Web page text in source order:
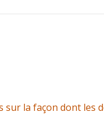
sur la façon dont les